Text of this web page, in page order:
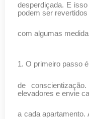
desperdiçada. E
podem ser revertidos
com algumas
1. O primeiro passo
de
elevadores e envie
a cada apartamento.